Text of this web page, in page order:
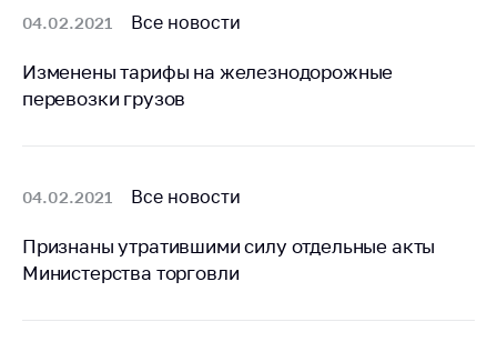
Обратиться в МАРТ
Личный прием
граждан и юр. лиц
Горячая линия
обращения
Сообщить о росте
04.02.2021 Все новости
Изменены тарифы на железнодорожные
перевозки грузов
04.02.2021 Все новости
Признаны утратившими силу отдельные акты
Министерства торговли